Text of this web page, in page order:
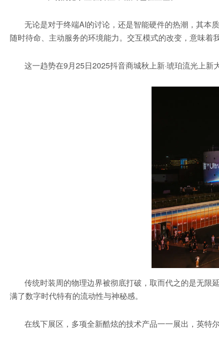
无论是对于终端AI的讨论，还是智能硬件的热潮，其本
随时待命、主动服务的环境能力。交互模式的改变，意味
这一趋势在9月25日2025抖音商城秋上新·琥珀流光上新
传统时装周的物理边界被彻底打破，取而代之的是无限
满了数字时代特有的流动性与神秘感。
在线下展区，多项全新酷炫的技术产品一一展出，英特